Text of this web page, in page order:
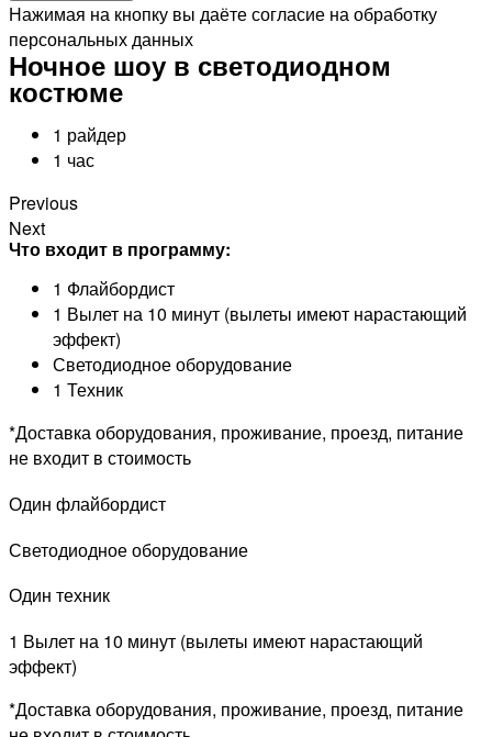
Нажимая на кнопку вы даёте согласие на обработку
персональных данных
Ночное шоу в светодиодном
костюме
1 райдер
1 час
Previous
Next
Что входит в программу:
1 Флайбордист
1 Вылет на 10 минут (вылеты имеют нарастающий
эффект)
Светодиодное оборудование
1 Техник
*Доставка оборудования, проживание, проезд, питание
не входит в стоимость
Один флайбордист
Светодиодное оборудование
Один техник
1 Вылет на 10 минут (вылеты имеют нарастающий
эффект)
*Доставка оборудования, проживание, проезд, питание